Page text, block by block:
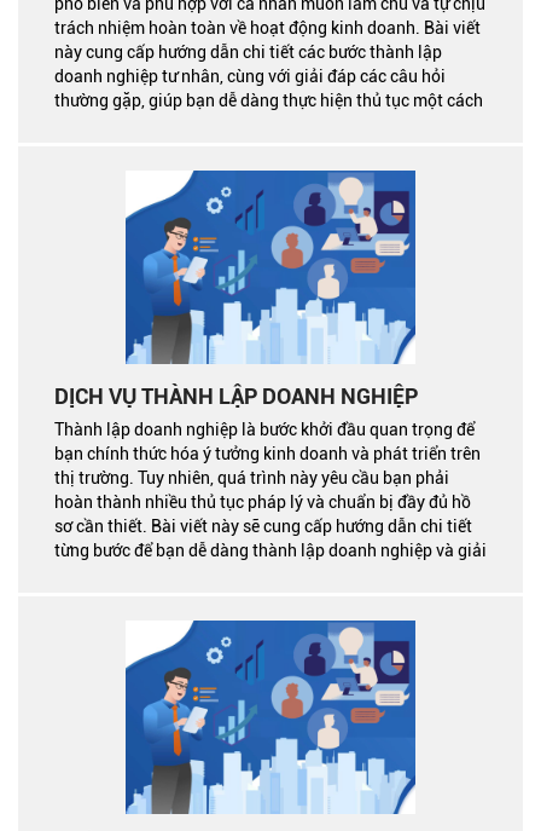
trách nhiệm hoàn toàn về hoạt động kinh doanh. Bài viết
này cung cấp hướng dẫn chi tiết các bước thành lập
doanh nghiệp tư nhân, cùng với giải đáp các câu hỏi
thường gặp, giúp bạn dễ dàng thực hiện thủ tục một cách
DỊCH VỤ THÀNH LẬP DOANH NGHIỆP
Thành lập doanh nghiệp là bước khởi đầu quan trọng để
bạn chính thức hóa ý tưởng kinh doanh và phát triển trên
thị trường. Tuy nhiên, quá trình này yêu cầu bạn phải
hoàn thành nhiều thủ tục pháp lý và chuẩn bị đầy đủ hồ
sơ cần thiết. Bài viết này sẽ cung cấp hướng dẫn chi tiết
từng bước để bạn dễ dàng thành lập doanh nghiệp và giải